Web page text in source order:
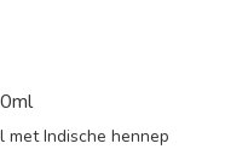
Indische hennep